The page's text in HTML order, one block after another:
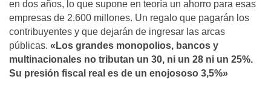
en dos años, lo que supone en teoría un ahorro para esas
empresas de 2.600 millones. Un regalo que pagarán los
con­tribuyentes y que dejarán de in­gresar las arcas
públicas. «Los grandes monopolios, bancos y
multinacionales no tributan un 30, ni un 28 ni un 25%.
Su presión fiscal real es de un enojososo 3,5%»